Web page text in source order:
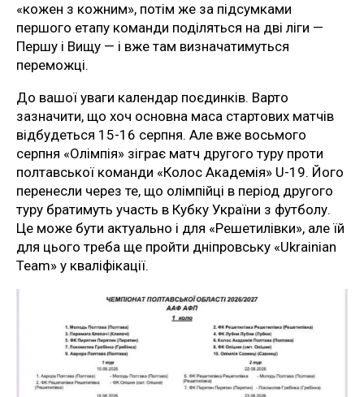
«кожен з кожним», потім же за підсумками
першого етапу команди поділяться на дві ліги —
Першу і Вищу — і вже там визначатимуться
переможці.
До вашої уваги календар поєдинків. Варто
зазначити, що хоч основна маса стартових матчів
відбудеться 15-16 серпня. Але вже восьмого
серпня «Олімпія» зіграє матч другого туру проти
полтавської команди «Колос Академія» U-19. Його
перенесли через те, що олімпійці в період другого
туру братимуть участь в Кубку України з футболу.
Це може бути актуально і для «Решетилівки», але їй
для цього треба ще пройти дніпровську «Ukrainian
Team» у кваліфікації.